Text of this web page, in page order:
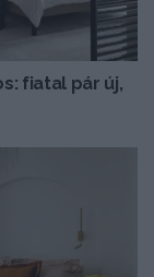
fiatal pár új,